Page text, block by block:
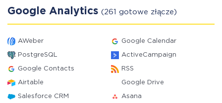
Google Analytics (261 gotowe złącze)
AWeber Google Calendar
PostgreSQL ActiveCampaign
Google Contacts RSS
Airtable Google Drive
Salesforce CRM Asana